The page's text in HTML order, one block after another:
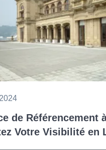
de Référencement
Votre Visibilité en